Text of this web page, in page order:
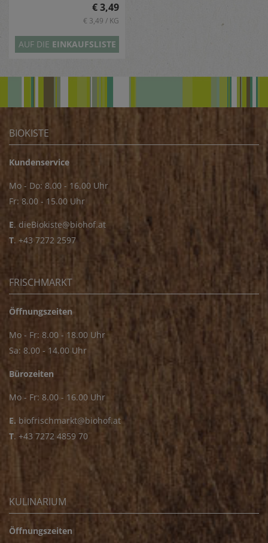
€ 3,49
€ 3,49 / KG
AUF DIE EINKAUFSLISTE
BIOKISTE
Kundenservice
Mo - Do: 8.00 - 16.00 Uhr
Fr: 8.00 - 15.00 Uhr
E. dieBiokiste@biohof.at
T. +43 7272 2597
FRISCHMARKT
Öffnungszeiten
Mo - Fr: 8.00 - 18.00 Uhr
Sa: 8.00 - 14.00 Uhr
Bürozeiten
Mo - Fr: 8.00 - 16.00 Uhr
E. biofrischmarkt@biohof.at
T. +43 7272 4859 70
KULINARIUM
Öffnungszeiten